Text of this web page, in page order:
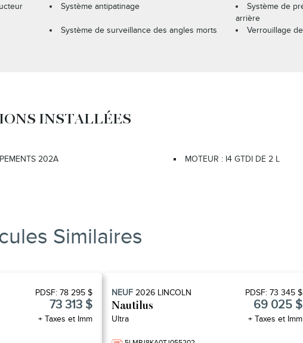
Système antipatinage
Système de
arrière
Système de surveillance des angles morts Verrouillage
INSTALLÉES
202A MOTEUR : I4 GTDI DE 2 L
Similaires
PDSF: 78 295 $
73 313 $
+ Taxes et Imm
NEUF 2026 LINCOLN
Nautilus
Ultra
PDSF: 73 345 $
69 025 $
+ Taxes et Imm